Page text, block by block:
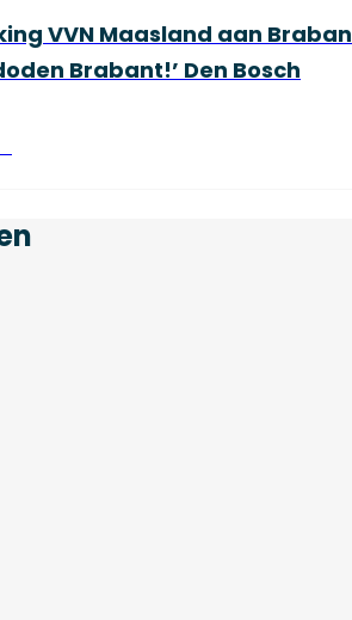
VVN Maasland aan
Brabant!’ Den Bosch